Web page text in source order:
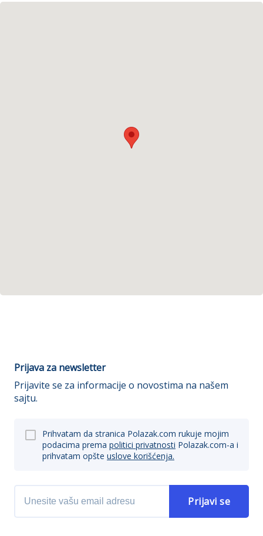
Prijava za newsletter
Prijavite se za informacije o novostima na našem
sajtu.
Prihvatam da stranica Polazak.com rukuje mojim
podacima prema politici privatnosti Polazak.com-a i
prihvatam opšte uslove korišćenja.
Prijavi se